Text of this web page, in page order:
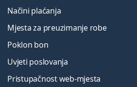
Načini plaćanja
Mjesta za preuzimanje robe
Poklon bon
Uvjeti poslovanja
Pristupačnost web-mjesta